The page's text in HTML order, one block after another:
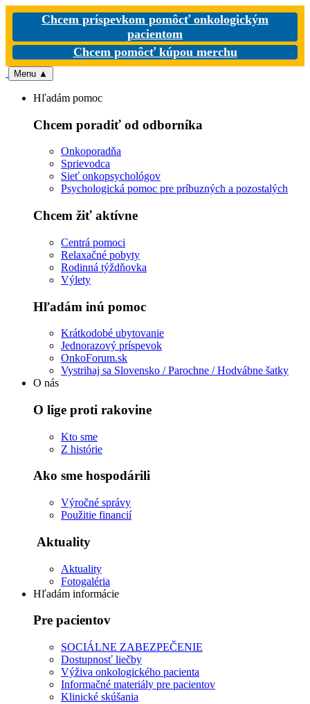
Chcem príspevkom pomôcť onkologickým
pacientom
Chcem pomôcť kúpou merchu
Menu ▲
Hľadám pomoc
Chcem poradiť od odborníka
Onkoporadňa
Sprievodca
Sieť onkopsychológov
Psychologická pomoc pre príbuzných a pozostalých
Chcem žiť aktívne
Centrá pomoci
Relaxačné pobyty
Rodinná týždňovka
Výlety
Hľadám inú pomoc
Krátkodobé ubytovanie
Jednorazový príspevok
OnkoForum.sk
Vystrihaj sa Slovensko / Parochne / Hodvábne šatky
O nás
O lige proti rakovine
Kto sme
Z histórie
Ako sme hospodárili
Výročné správy
Použitie financií
Aktuality
Aktuality
Fotogaléria
Hľadám informácie
Pre pacientov
SOCIÁLNE ZABEZPEČENIE
Dostupnosť liečby
Výživa onkologického pacienta
Informačné materiály pre pacientov
Klinické skúšania